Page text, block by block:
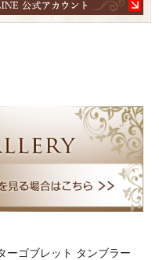
ーゴブレット タンブラー